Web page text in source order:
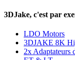
3DJake, c'est par
LDO Motors
3DJAKE 8K
2x Adaptateurs